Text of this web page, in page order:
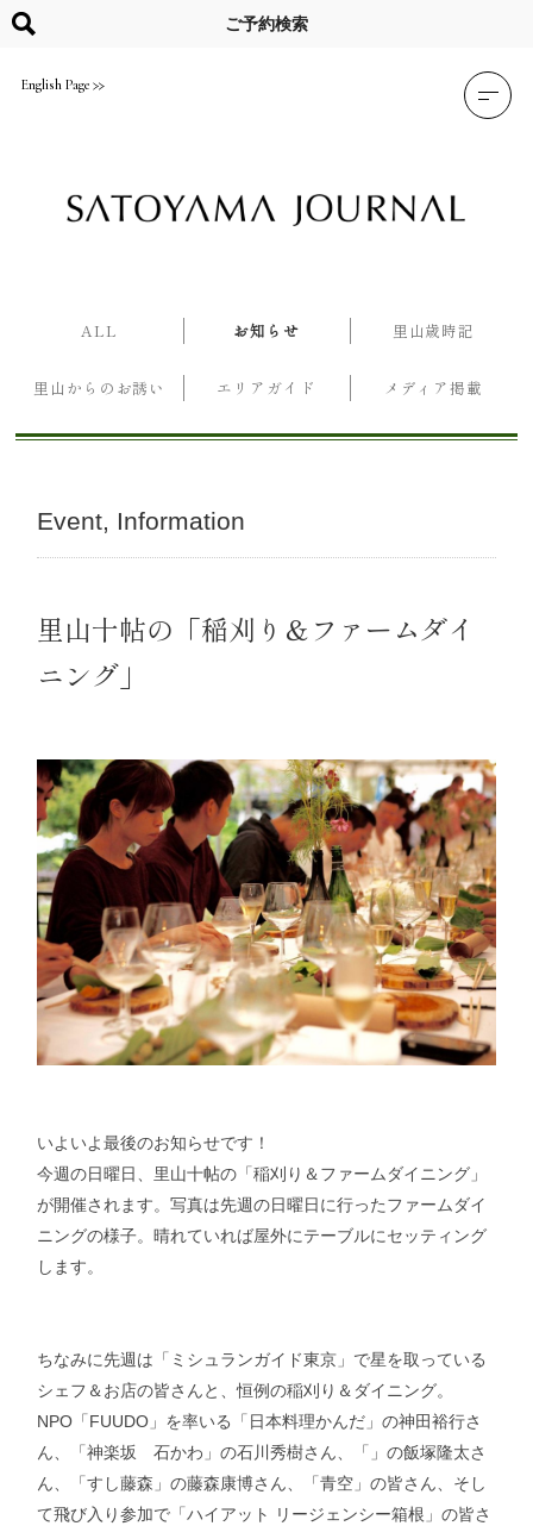
content
English Page
ご予約検索
ALL お知らせ 里山歳時記
里山からのお誘い エリアガイド メディア掲載
Event Information
里山十帖の「稲刈り＆ファームダイ
ニング」
いよいよ最後のお知らせです！
今週の日曜日、里山十帖の「稲刈り＆ファームダイニング」
が開催されます。写真は先週の日曜日に行ったファームダイ
ニングの様子。晴れていれば屋外にテーブルにセッティング
します。
ちなみに先週は「ミシュランガイド東京」で星を取っている
シェフ＆お店の皆さんと、恒例の稲刈り＆ダイニング。
NPO「FUUDO」を率いる「日本料理かんだ」の神田裕行さ
ん、「神楽坂 石かわ」の石川秀樹さん、「」の飯塚隆太さ
ん、「すし藤森」の藤森康博さん、「青空」の皆さん、そし
て飛び入り参加で「ハイアット リージェンシー箱根」の皆さ